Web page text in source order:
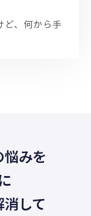
ど、何から手
みを
して